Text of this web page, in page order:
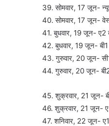
39. सोमवार, 17 जून-
40. सोमवार, 17 जून-
41. बुधवार, 19 जून- ए2
42. बुधवार, 19 जून-
43. गुरुवार, 20 जून- सी1
44. गुरुवार, 20 जून- बी2
45. शुक्रवार, 21 जून-
46. शुक्रवार, 21 जून-
47. शनिवार, 22 जून- ए1